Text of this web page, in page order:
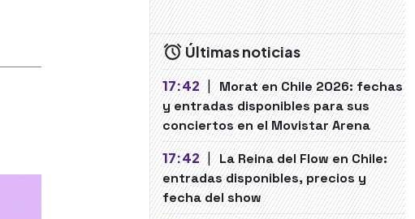
Últimas noticias
17:42 | Morat en Chile 2026: fechas
y entradas disponibles para sus
conciertos en el Movistar Arena
17:42 | La Reina del Flow en Chile:
entradas disponibles, precios y
fecha del show